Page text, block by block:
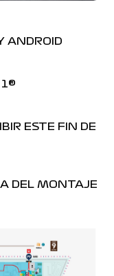
ANDROID
1®
ESTE FIN DE
DEL MONTAJE